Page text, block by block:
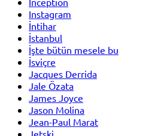
Instagram
İntihar
İstanbul
İşte bütün mesele bu
İsviçre
Jacques Derrida
Jale Özata
James Joyce
Jason Molina
Jean-Paul Marat
Jetski